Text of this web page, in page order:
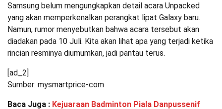
Samsung belum mengungkapkan detail acara Unpacked
yang akan memperkenalkan perangkat lipat Galaxy baru.
Namun, rumor menyebutkan bahwa acara tersebut akan
diadakan pada 10 Juli. Kita akan lihat apa yang terjadi ketika
rincian resminya diumumkan, jadi pantau terus.
[ad_2]
Sumber: mysmartprice-com
Baca Juga : Kejuaraan Badminton Piala Danpussenif